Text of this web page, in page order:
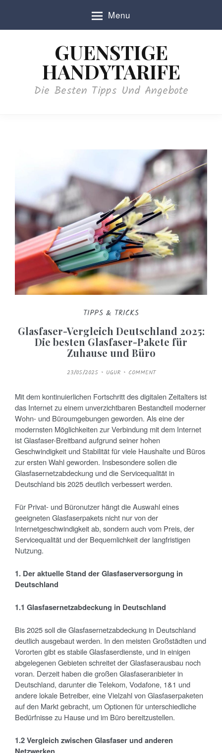
Menu
GUENSTIGE
HANDYTARIFE
Die Besten Tipps Und Angebote
TIPPS & TRICKS
Glasfaser-Vergleich Deutschland 2025:
Die besten Glasfaser-Pakete für
Zuhause und Büro
P
O
E
D
O
N
23/05/2025 UGUR COMMENT
Mit dem kontinuierlichen Fortschritt des digitalen Zeitalters ist
das Internet zu einem unverzichtbaren Bestandteil moderner
Wohn- und Büroumgebungen geworden. Als eine der
modernsten Möglichkeiten zur Verbindung mit dem Internet
ist Glasfaser-Breitband aufgrund seiner hohen
Geschwindigkeit und Stabilität für viele Haushalte und Büros
zur ersten Wahl geworden. Insbesondere sollen die
Glasfasernetzabdeckung und die Servicequalität in
Deutschland bis 2025 deutlich verbessert werden.
Für Privat- und Büronutzer hängt die Auswahl eines
geeigneten Glasfaserpakets nicht nur von der
Internetgeschwindigkeit ab, sondern auch vom Preis, der
Servicequalität und der Bequemlichkeit der langfristigen
Nutzung.
1. Der aktuelle Stand der Glasfaserversorgung in
Deutschland
1.1 Glasfasernetzabdeckung in Deutschland
Bis 2025 soll die Glasfasernetzabdeckung in Deutschland
deutlich ausgebaut werden. In den meisten Großstädten und
Vororten gibt es stabile Glasfaserdienste, und in einigen
abgelegenen Gebieten schreitet der Glasfaserausbau noch
voran. Derzeit haben die großen Glasfaseranbieter in
Deutschland, darunter die Telekom, Vodafone, 1&1 und
andere lokale Betreiber, eine Vielzahl von Glasfaserpaketen
auf den Markt gebracht, um Optionen für unterschiedliche
Bedürfnisse zu Hause und im Büro bereitzustellen.
1.2 Vergleich zwischen Glasfaser und anderen
Netzwerken